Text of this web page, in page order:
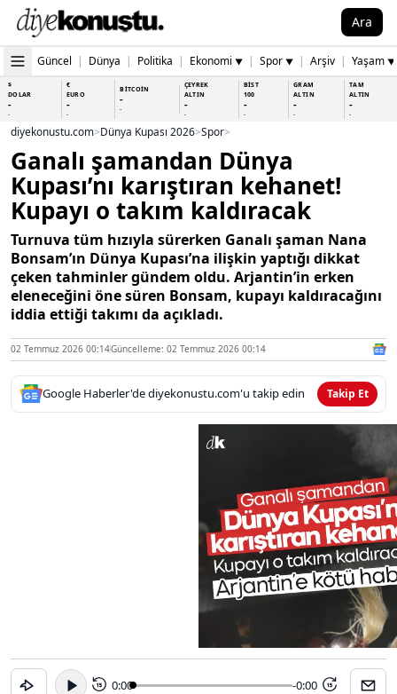
Ara
Güncel | Dünya | Politika | Ekonomi ▼ | Spor ▼ | Arşiv | Yaşam ▼
$
DOLAR
-
-
€
EURO
-
-
BİTCOİN
-
-
ÇEYREK
ALTIN
-
-
BİST
100
-
-
GRAM
ALTIN
-
-
TAM
ALTIN
-
-
diyekonustu.com>Dünya Kupası 2026>Spor>
Ganalı şamandan Dünya
Kupası’nı karıştıran kehanet!
Kupayı o takım kaldıracak
Turnuva tüm hızıyla sürerken Ganalı şaman Nana
Bonsam’ın Dünya Kupası’na ilişkin yaptığı dikkat
çeken tahminler gündem oldu. Arjantin’in erken
eleneceğini öne süren Bonsam, kupayı kaldıracağını
iddia ettiği takımı da açıkladı.
02 Temmuz 2026 00:14Güncelleme: 02 Temmuz 2026 00:14
Google Haberler'de diyekonustu.com'u takip edin Takip Et
15 0:00 -0:00 15